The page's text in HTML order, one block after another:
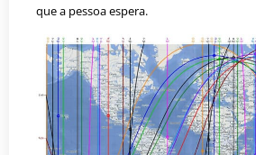
que a pessoa espera.